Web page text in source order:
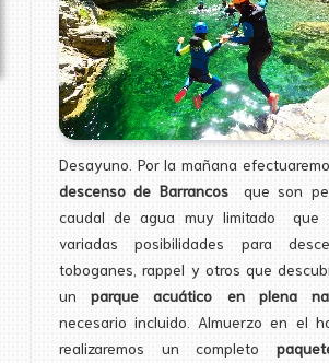
Desayuno. Por la mañana
descenso de Barrancosque son
caudal de agua muy limitado que
variadas posibilidades para
toboganes, rappel y otros que
unparque acuático en plena
necesario incluido. Almuerzo en el
realizaremos un completo